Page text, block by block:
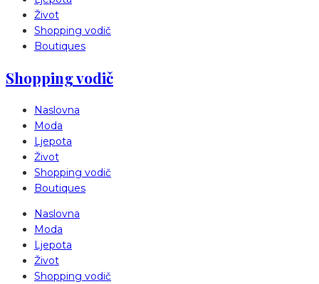
Život
Shopping vodič
Boutiques
Shopping vodič
Naslovna
Moda
Ljepota
Život
Shopping vodič
Boutiques
Naslovna
Moda
Ljepota
Život
Shopping vodič